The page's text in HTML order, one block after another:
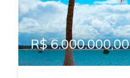
R$ 6.000.000,00